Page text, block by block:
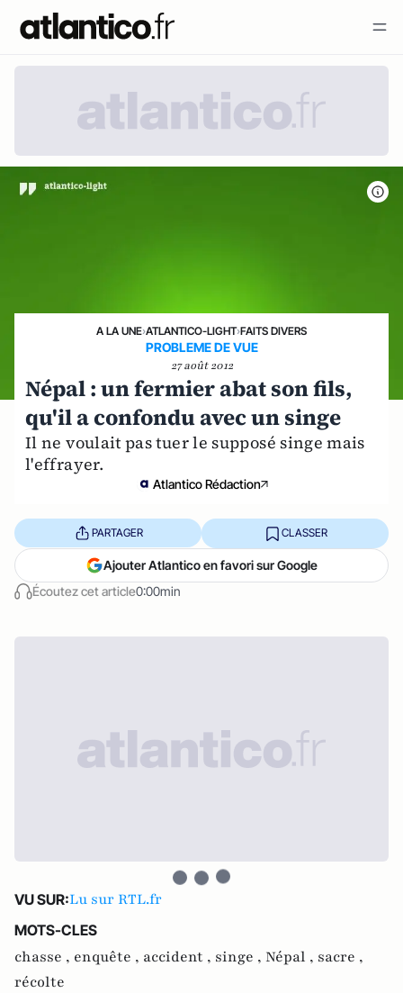
A LA UNE›ATLANTICO-LIGHT›FAITS DIVERS
PROBLEME DE VUE
27 août 2012
Népal : un fermier abat son fils,
qu'il a confondu avec un singe
Il ne voulait pas tuer le supposé singe mais
l'effrayer.
Atlantico Rédaction
Écoutez cet article0:00min
PARTAGER CLASSER
Ajouter Atlantico en favori sur Google
VU SUR:Lu sur RTL.fr
MOTS-CLES
chasse , enquête , accident , singe , Népal , sacre ,
récolte